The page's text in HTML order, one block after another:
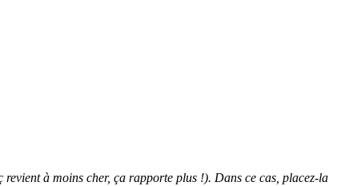
à moins cher, ça rapporte plus !). Dans ce cas, placez-la